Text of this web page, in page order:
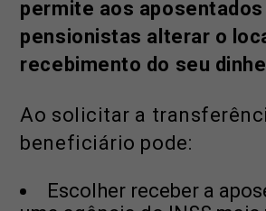
permite aos aposentados
pensionistas alterar o
recebimento do seu
Ao solicitar a
beneficiário pode:
Escolher receber a